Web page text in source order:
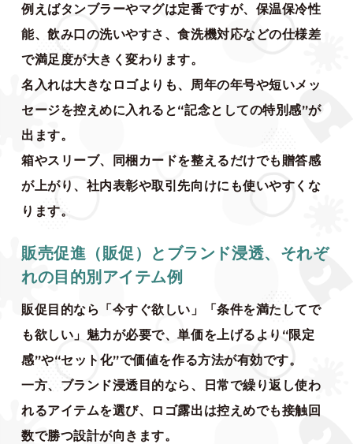
例えばタンブラーやマグは定番ですが、保温保冷性
能、飲み口の洗いやすさ、食洗機対応などの仕様差
で満足度が大きく変わります。
名入れは大きなロゴよりも、周年の年号や短いメッ
セージを控えめに入れると“記念としての特別感”が
出ます。
箱やスリーブ、同梱カードを整えるだけでも贈答感
が上がり、社内表彰や取引先向けにも使いやすくな
ります。
販売促進（販促）とブランド浸透、それぞ
れの目的別アイテム例
販促目的なら「今すぐ欲しい」「条件を満たしてで
も欲しい」魅力が必要で、単価を上げるより“限定
感”や“セット化”で価値を作る方法が有効です。
一方、ブランド浸透目的なら、日常で繰り返し使わ
れるアイテムを選び、ロゴ露出は控えめでも接触回
数で勝つ設計が向きます。